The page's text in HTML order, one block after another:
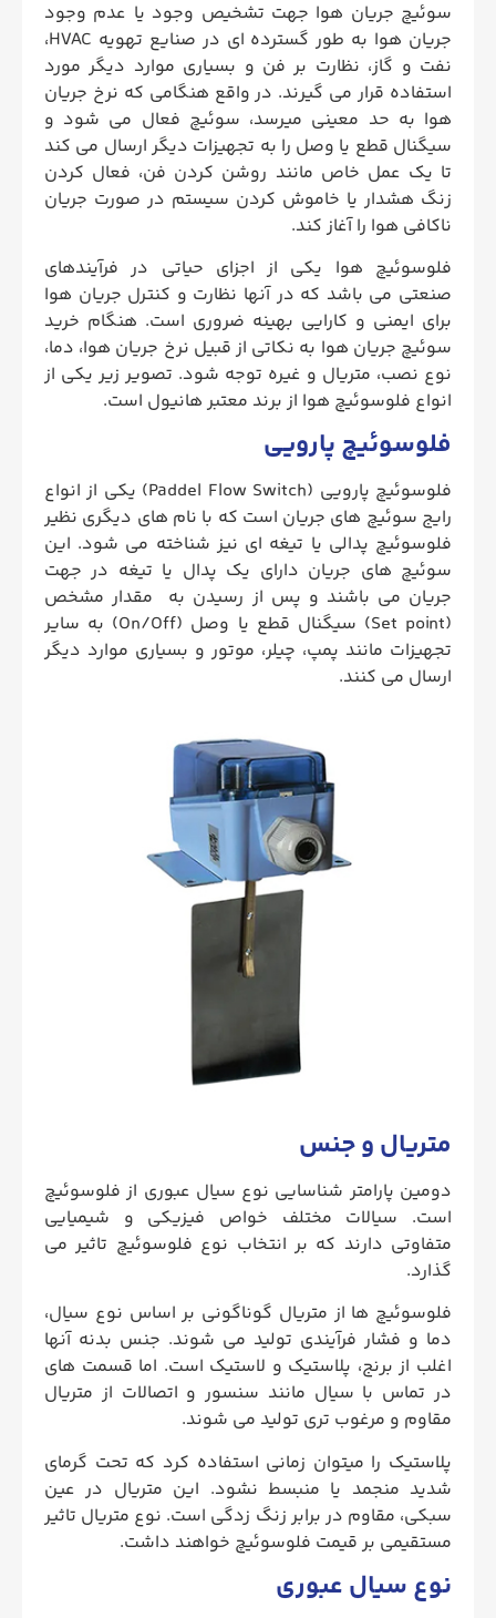
سوئیچ جریان هوا جهت تشخیص وجود یا عدم وجود
جریان هوا به طور گسترده ای در صنایع تهویه HVAC،
نفت و گاز، نظارت بر فن و بسیاری موارد دیگر مورد
استفاده قرار می گیرند. در واقع هنگامی که نرخ جریان
هوا به حد معینی میرسد، سوئیچ فعال می شود و
سیگنال قطع یا وصل را به تجهیزات دیگر ارسال می کند
تا یک عمل خاص مانند روشن کردن فن، فعال کردن
زنگ هشدار یا خاموش کردن سیستم در صورت جریان
ناکافی هوا را آغاز کند.
فلوسوئیچ هوا یکی از اجزای حیاتی در فرآیندهای
صنعتی می باشد که در آنها نظارت و کنترل جریان هوا
برای ایمنی و کارایی بهینه ضروری است. هنگام خرید
سوئیچ جریان هوا به نکاتی از قبیل نرخ جریان هوا، دما،
نوع نصب، متریال و غیره توجه شود. تصویر زیر یکی از
انواع فلوسوئیچ هوا از برند معتبر هانیول است.
فلوسوئیچ پارویی
فلوسوئیچ پارویی (Paddel Flow Switch) یکی از انواع
رایج سوئیچ های جریان است که با نام های دیگری نظیر
فلوسوئیچ پدالی یا تیغه ای نیز شناخته می شود. این
سوئیچ های جریان دارای یک پدال یا تیغه در جهت
جریان می باشند و پس از رسیدن به مقدار مشخص
(Set point) سیگنال قطع یا وصل (On/Off) به سایر
تجهیزات مانند پمپ، چیلر، موتور و بسیاری موارد دیگر
ارسال می کنند.
متریال و جنس
دومین پارامتر شناسایی نوع سیال عبوری از فلوسوئیچ
است. سیالات مختلف خواص فیزیکی و شیمیایی
متفاوتی دارند که بر انتخاب نوع فلوسوئیچ تاثیر می
گذارد.
فلوسوئیچ ها از متریال گوناگونی بر اساس نوع سیال،
دما و فشار فرآیندی تولید می شوند. جنس بدنه آنها
اغلب از برنج، پلاستیک و لاستیک است. اما قسمت های
در تماس با سیال مانند سنسور و اتصالات از متریال
مقاوم و مرغوب تری تولید می شوند.
پلاستیک را میتوان زمانی استفاده کرد که تحت گرمای
شدید منجمد یا منبسط نشود. این متریال در عین
سبکی، مقاوم در برابر زنگ زدگی است. نوع متریال تاثیر
مستقیمی بر قیمت فلوسوئیچ خواهند داشت.
نوع سیال عبوری